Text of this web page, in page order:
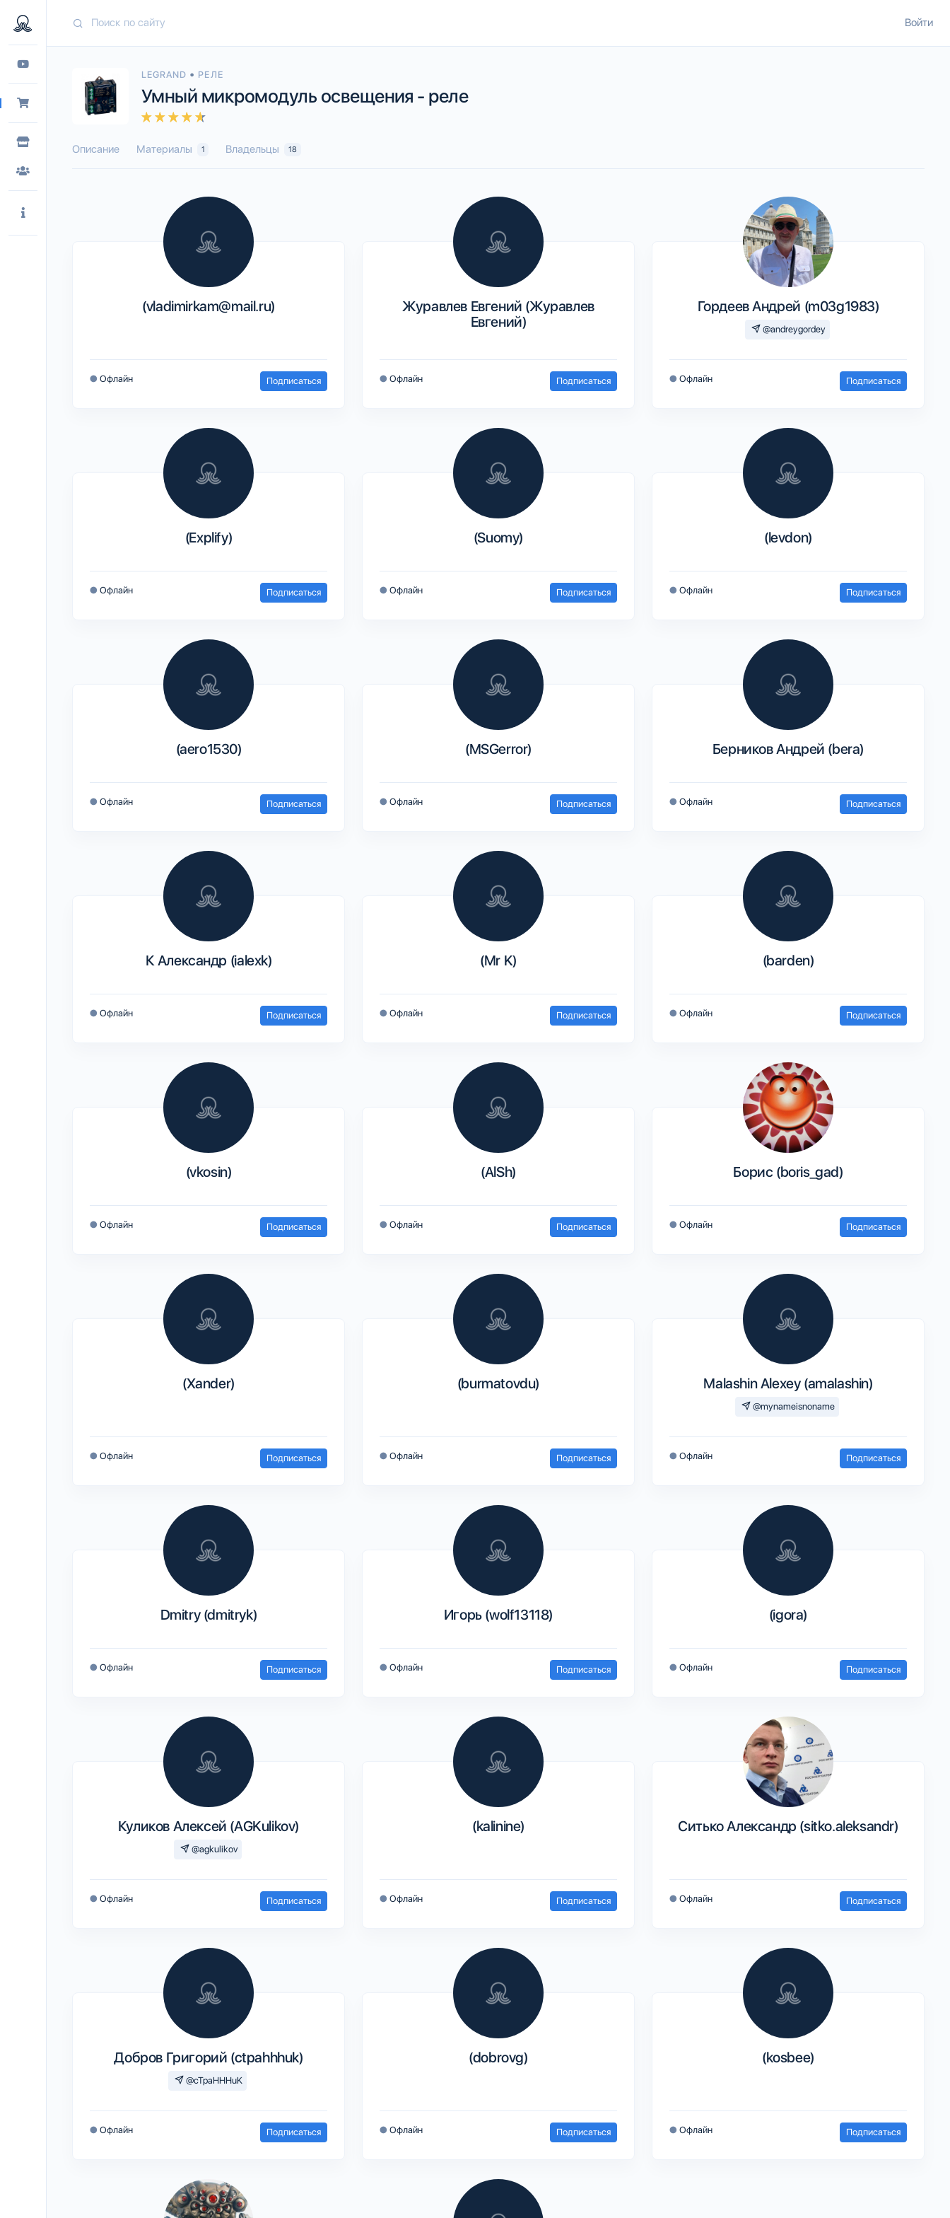
Войти
LEGRAND • РЕЛЕ
Умный микромодуль освещения - реле
Описание Материалы 1 Владельцы 18
(vladimirkam@mail.ru)
● Офлайн Подписаться
Журавлев Евгений (Журавлев
Евгений)
● Офлайн Подписаться
Гордеев Андрей (m03g1983)
@andreygordey
● Офлайн Подписаться
(Explify)
● Офлайн Подписаться
(Suomy)
● Офлайн Подписаться
(levdon)
● Офлайн Подписаться
(aero1530)
● Офлайн Подписаться
(MSGerror)
● Офлайн Подписаться
Берников Андрей (bera)
● Офлайн Подписаться
К Александр (ialexk)
● Офлайн Подписаться
(Mr K)
● Офлайн Подписаться
(barden)
● Офлайн Подписаться
(vkosin)
● Офлайн Подписаться
(AlSh)
● Офлайн Подписаться
Борис (boris_gad)
● Офлайн Подписаться
(Xander)
● Офлайн Подписаться
(burmatovdu)
● Офлайн Подписаться
Malashin Alexey (amalashin)
@mynameisnoname
● Офлайн Подписаться
Dmitry (dmitryk)
● Офлайн Подписаться
Игорь (wolf13118)
● Офлайн Подписаться
(igora)
● Офлайн Подписаться
Куликов Алексей (AGKulikov)
@agkulikov
● Офлайн Подписаться
(kalinine)
● Офлайн Подписаться
Ситько Александр (sitko.aleksandr)
● Офлайн Подписаться
Добров Григорий (ctpahhhuk)
@cTpaHHHuK
● Офлайн Подписаться
(dobrovg)
● Офлайн Подписаться
(kosbee)
● Офлайн Подписаться